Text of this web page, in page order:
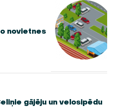
novietnes
gājēju un velosipēdu